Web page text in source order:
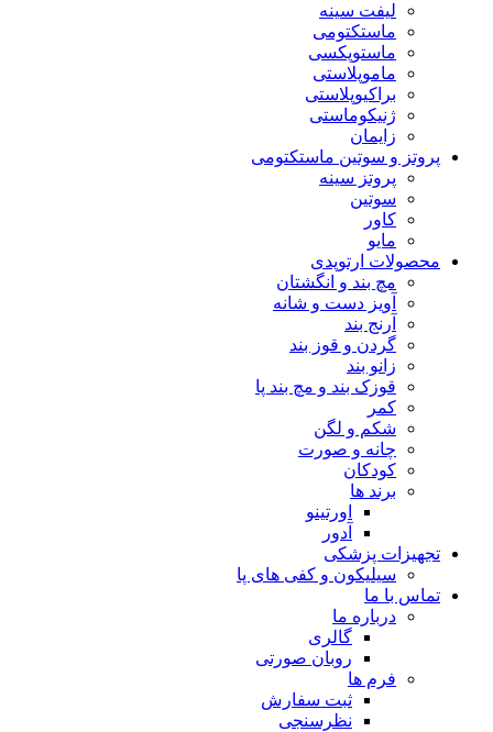
لیفت سینه
ماستکتومی
ماستوپکسی
ماموپلاستی
براکیوپلاستی
ژنیکوماستی
زایمان
پروتز و سوتین ماستکتومی
پروتز سینه
سوتین
کاور
مایو
محصولات ارتوپدی
مچ بند و انگشتان
آویز دست و شانه
آرنج بند
گردن و قوز بند
زانو بند
قوزک بند و مچ بند پا
کمر
شکم و لگن
چانه و صورت
کودکان
برند ها
اورتینو
آدور
تجهیزات پزشکی
سیلیکون و کفی های پا
تماس با ما
درباره ما
گالری
روبان صورتی
فرم ها
ثبت سفارش
نظرسنجی